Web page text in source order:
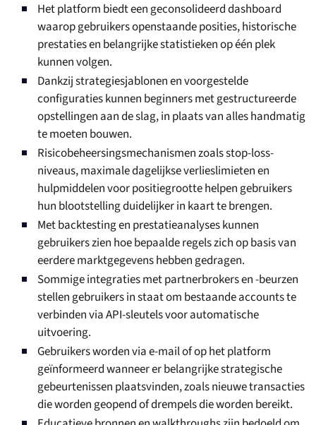
Het platform biedt een geconsolideerd dashboard
waarop gebruikers openstaande posities, historische
prestaties en belangrijke statistieken op één plek
kunnen volgen.
Dankzij strategiesjablonen en voorgestelde
configuraties kunnen beginners met gestructureerde
opstellingen aan de slag, in plaats van alles handmatig
te moeten bouwen.
Risicobeheersingsmechanismen zoals stop-loss-
niveaus, maximale dagelijkse verlieslimieten en
hulpmiddelen voor positiegrootte helpen gebruikers
hun blootstelling duidelijker in kaart te brengen.
Met backtesting en prestatieanalyses kunnen
gebruikers zien hoe bepaalde regels zich op basis van
eerdere marktgegevens hebben gedragen.
Sommige integraties met partnerbrokers en -beurzen
stellen gebruikers in staat om bestaande accounts te
verbinden via API-sleutels voor automatische
uitvoering.
Gebruikers worden via e-mail of op het platform
geïnformeerd wanneer er belangrijke strategische
gebeurtenissen plaatsvinden, zoals nieuwe transacties
die worden geopend of drempels die worden bereikt.